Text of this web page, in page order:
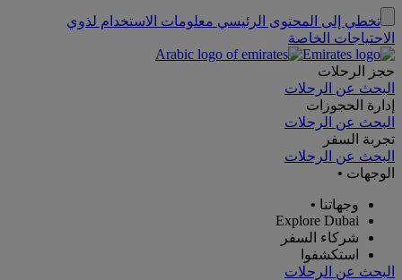
تخطي إلى المحتوى الرئيسي معلومات الاستخدام لذوي
الاحتياجات الخاصة
حجز الرحلات
البحث عن الرحلات
إدارة الحجوزات
البحث عن الرحلات
تجربة السفر
البحث عن الرحلات
الوجهات •
وجهاتنا •
Explore Dubai
شركاء السفر
استكشفوا
البحث عن الرحلات